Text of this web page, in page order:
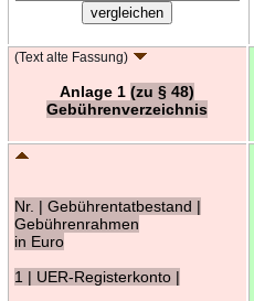
(Text alte Fassung)
Anlage 1 (zu § 48)
Gebührenverzeichnis
Nr. | Gebührentatbestand |
Gebührenrahmen
in Euro
1 | UER-Registerkonto |